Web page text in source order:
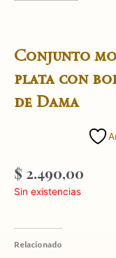
Conjunto
plata con
de Dama
$ 2.490,00
Sin existencias
Relacionado